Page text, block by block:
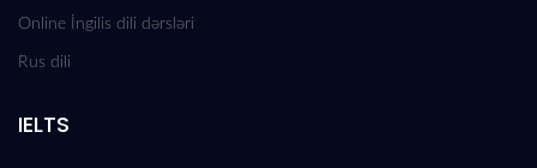
Online İngilis dili dərsləri
Rus dili
IELTS